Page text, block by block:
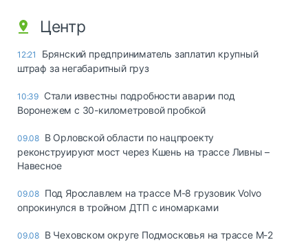
Центр
12:21
Брянский предприниматель заплатил крупный
штраф за негабаритный груз
10:39 Стали известны подробности аварии под
Воронежем с 30-километровой пробкой
09.08 В Орловской области по нацпроекту
реконструируют мост через Кшень на трассе Ливны –
Навесное
09.08 Под Ярославлем на трассе М-8 грузовик Volvo
опрокинулся в тройном ДТП с иномарками
09.08 В Чеховском округе Подмосковья на трассе М-2